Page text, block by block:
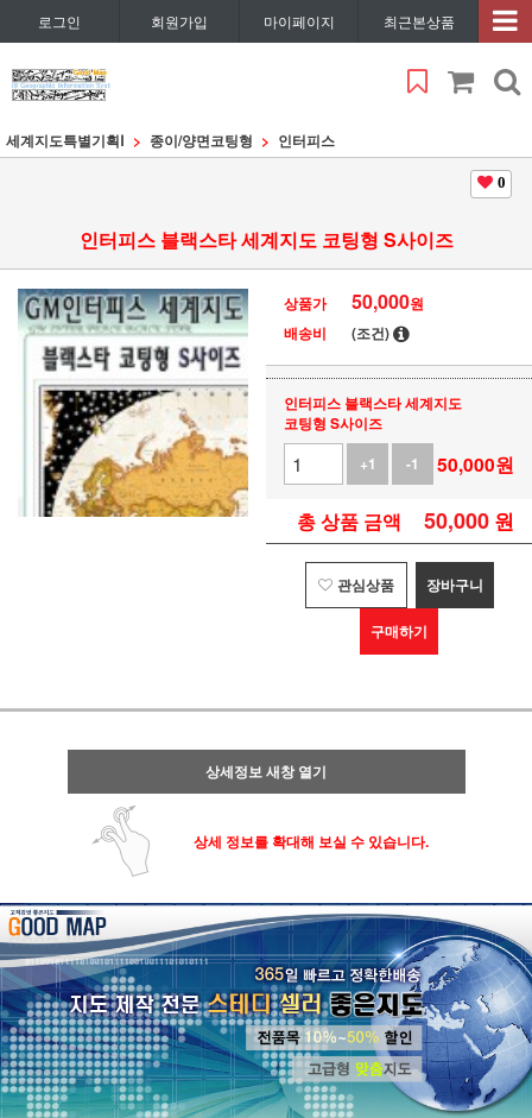
로그인 회원가입 마이페이지 최근본상품
세계지도특별기획Ⅰ 종이/양면코팅형 인터피스
0
인터피스 블랙스타 세계지도 코팅형 S사이즈
상품가 50,000원
배송비
(조건)
인터피스 블랙스타 세계지도
코팅형 S사이즈
+1
-1 50,000원
총 상품 금액 50,000 원
관심상품 장바구니
구매하기
상세정보 새창 열기
상세 정보를 확대해 보실 수 있습니다.